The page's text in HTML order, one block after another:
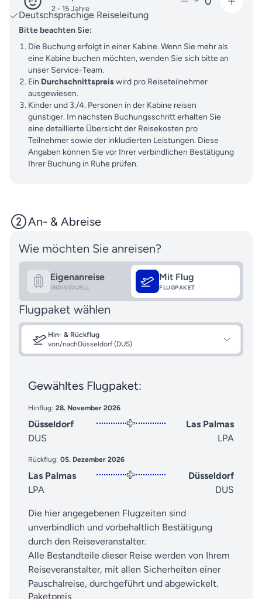
Deutschsprachige Reiseleitung
2 - 15 Jahre
Bitte beachten Sie:
Die Buchung erfolgt in einer Kabine. Wenn Sie mehr als
eine Kabine buchen möchten, wenden Sie sich bitte an
unser Service-Team.
Ein Durchschnittspreiswird pro Reiseteilnehmer
ausgewiesen.
Kinder und 3./4. Personen in der Kabine reisen
günstiger. Im nächsten Buchungsschritt erhalten Sie
eine detaillierte Übersicht der Reisekosten pro
Teilnehmer sowie der inkludierten Leistungen. Diese
Angaben können Sie vor Ihrer verbindlichen Bestätigung
Ihrer Buchung in Ruhe prüfen.
An- & Abreise
Wie möchten Sie anreisen?
Eigenanreise
INDIVIDUELL
Mit Flug
FLUGPAKET
Flugpaket wählen
Hin- & Rückflug
von/nachDüsseldorf (DUS)
Gewähltes Flugpaket:
Hinflug: 28. November 2026
Düsseldorf
DUS
Las Palmas
LPA
Rückflug: 05. Dezember 2026
Las Palmas
LPA
Düsseldorf
DUS
Die hier angegebenen Flugzeiten sind
unverbindlich und vorbehaltlich Bestätigung
durch den Reiseveranstalter.
Alle Bestandteile dieser Reise werden von Ihrem
Reiseveranstalter, mit allen Sicherheiten einer
Pauschalreise, durchgeführt und abgewickelt.
Paketpreis